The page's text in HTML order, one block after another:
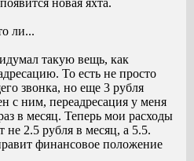
ли...
такую вещь, как
То есть не просто
звонка, но еще 3 рубля
с ним, переадресация у меня
в месяц. Теперь мои расходы
не 2.5 рубля в месяц, а 5.5.
финансовое положение